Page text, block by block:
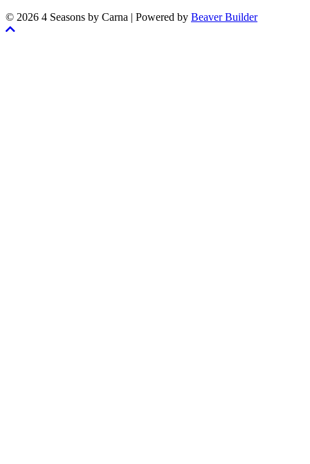
© 2026 4 Seasons by Carna | Powered by Beaver Builder
Skrolla